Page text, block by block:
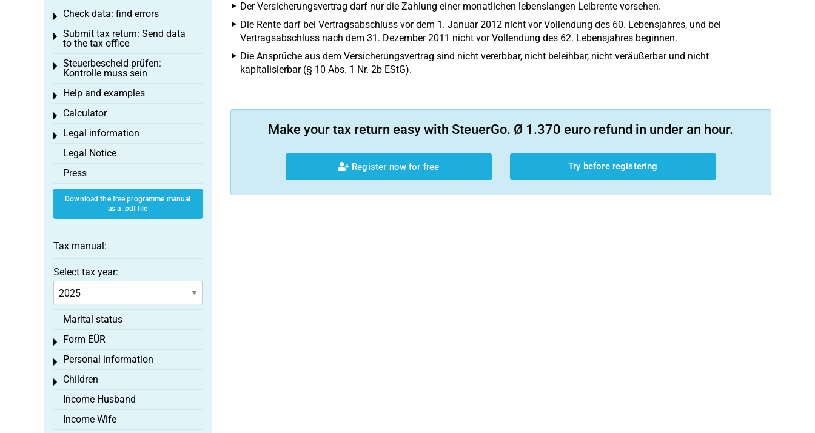
Der Versicherungsvertrag darf nur die Zahlung einer monatlichen lebenslangen Leibrente vorsehen.
Die Rente darf bei Vertragsabschluss vor dem 1. Januar 2012 nicht vor Vollendung des 60. Lebensjahres, und bei
Vertragsabschluss nach dem 31. Dezember 2011 nicht vor Vollendung des 62. Lebensjahres beginnen.
Die Ansprüche aus dem Versicherungsvertrag sind nicht vererbbar, nicht beleihbar, nicht veräußerbar und nicht
kapitalisierbar (§ 10 Abs. 1 Nr. 2b EStG).
Make your tax return easy with SteuerGo. Ø 1.370 euro refund in under an hour.
Register now for free Try before registering
Check data: find errors
Toggle menu
Submit tax return: Send data
to the tax office
Toggle menu
Steuerbescheid prüfen:
Kontrolle muss sein
Toggle menu
Help and examples
Toggle menu
Calculator
Toggle menu
Legal information
Toggle menu
Legal Notice
Press
Download the free programme manual
as a .pdf file
Tax manual:
Select tax year:
Marital status
Form EÜR
Toggle menu
Personal information
Toggle menu
Children
Toggle menu
Income Husband
Income Wife